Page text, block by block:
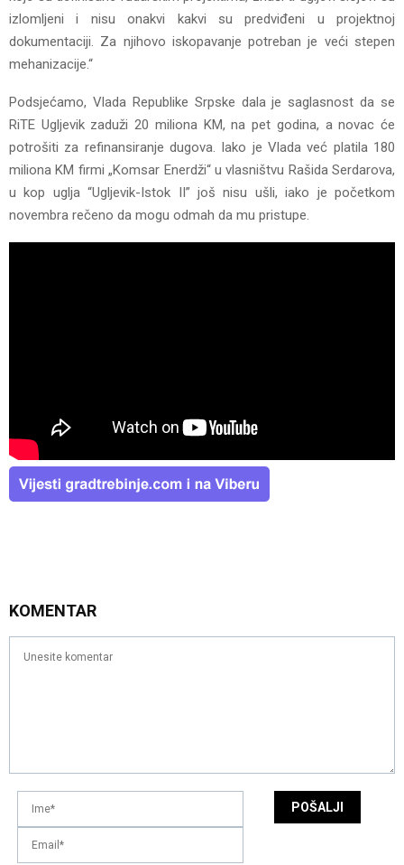
izlomljeni i nisu onakvi kakvi su predviđeni u projektnoj
dokumentaciji. Za njihovo iskopavanje potreban je veći stepen
mehanizacije.“
Podsjećamo, Vlada Republike Srpske dala je saglasnost da se
RiTE Ugljevik zaduži 20 miliona KM, na pet godina, a novac će
potrošiti za refinansiranje dugova. Iako je Vlada već platila 180
miliona KM firmi „Komsar Enerdži“ u vlasništvu Rašida Serdarova,
u kop uglja “Ugljevik-Istok II” još nisu ušli, iako je početkom
novembra rečeno da mogu odmah da mu pristupe.
KOMENTAR